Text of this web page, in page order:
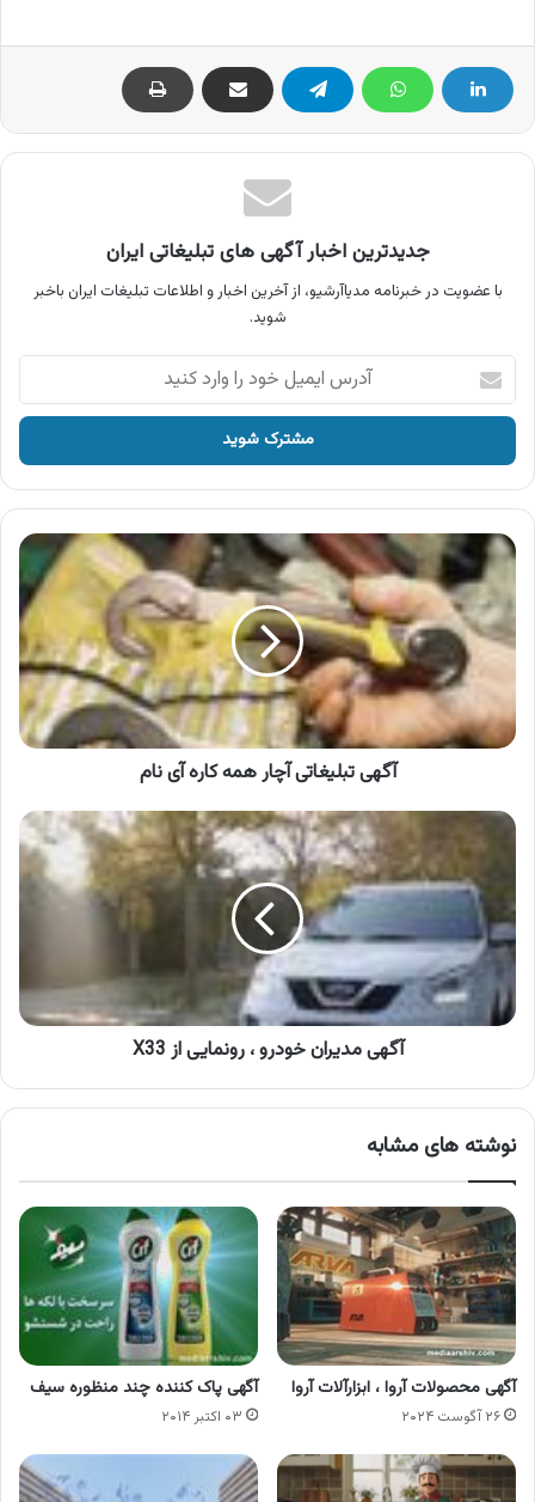
جدیدترین اخبار آگهی های تبلیغاتی ایران
با عضویت در خبرنامه مدیاآرشیو، از آخرین اخبار و اطلاعات تبلیغات ایران باخبر
شوید.
آدرس
ایمیل
خود
وارد
کنید
آگهی
تبلیغاتی
آچار
همه
کاره
نام
آگهی تبلیغاتی آچار همه کاره آی نام
آگهی
مدیران
،
رونمایی
از
آگهی مدیران خودرو ، رونمایی از X33
نوشته های مشابه
آگهی محصولات آروا ، ابزارآلات آروا
۲۶ آگوست ۲۰۲۴
آگهی پاک کننده چند منظوره سیف
۰۳ اکتبر ۲۰۱۴